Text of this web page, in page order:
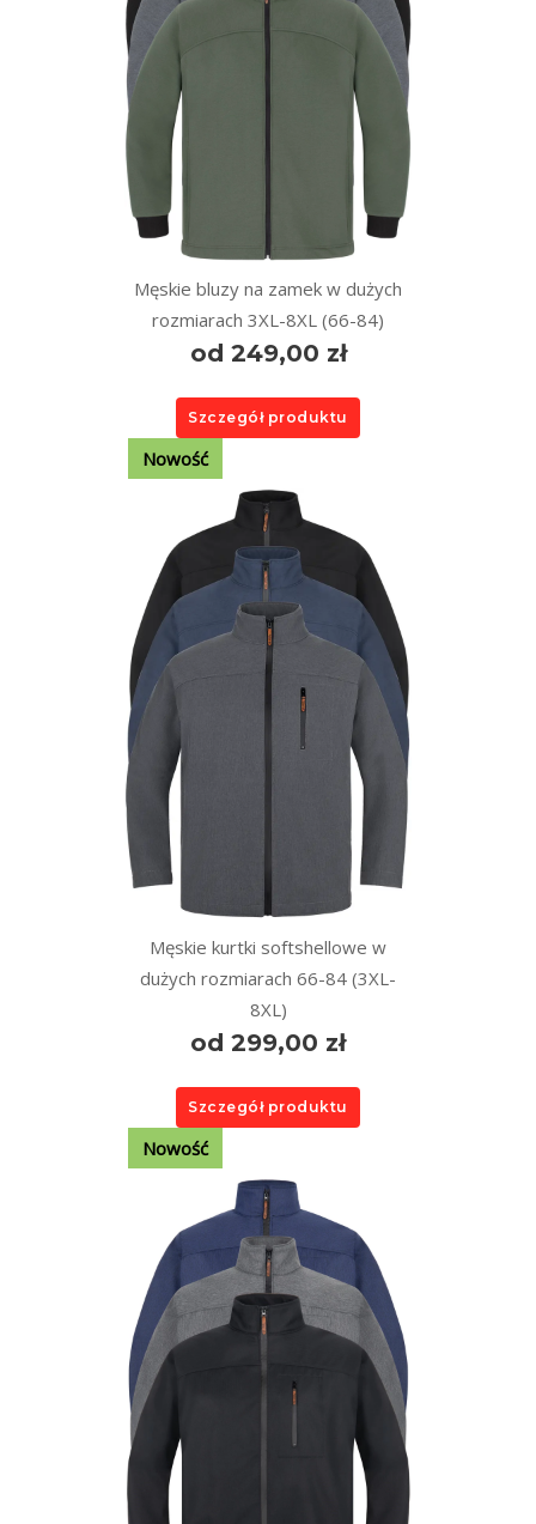
Męskie bluzy na zamek w dużych
rozmiarach 3XL-8XL (66-84)
od 249,00 zł
Szczegół produktu
Nowość
Męskie kurtki softshellowe w
dużych rozmiarach 66-84 (3XL-
8XL)
od 299,00 zł
Szczegół produktu
Nowość